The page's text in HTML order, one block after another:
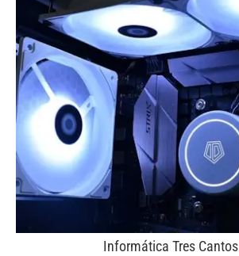
Informática Tres Cantos